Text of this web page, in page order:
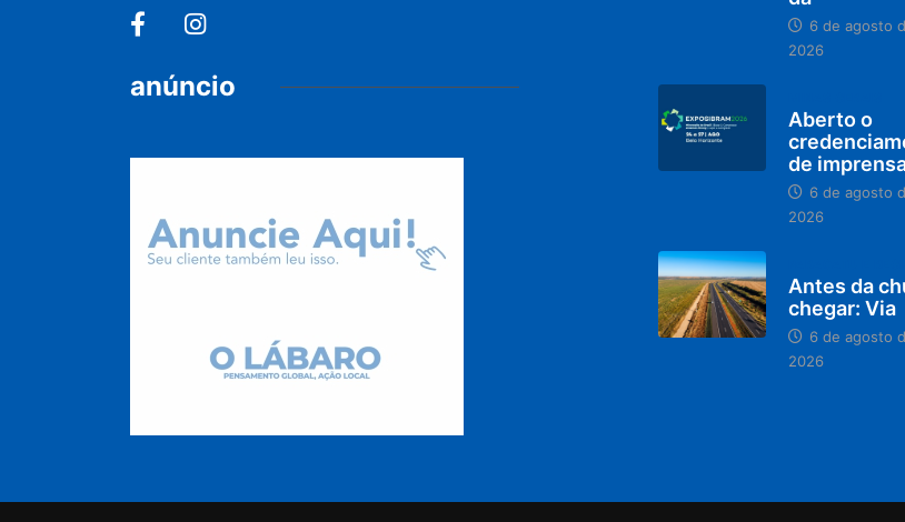
anúncio
6 de agosto
2026
Aberto o
de
6 de agosto
2026
Antes da
chegar: Via
6 de agosto
2026